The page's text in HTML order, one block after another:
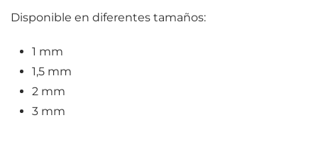
Disponible en diferentes tamaños:
1 mm
1,5 mm
2 mm
3 mm